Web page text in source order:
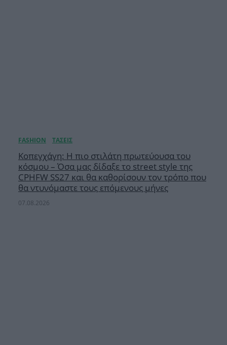
Κοπεγχάγη: Η πιο στιλάτη πρωτεύουσα του
κόσμου – Όσα μας δίδαξε το street style της
CPHFW SS27 και θα καθορίσουν τον τρόπο που
θα ντυνόμαστε τους επόμενους μήνες
07.08.2026